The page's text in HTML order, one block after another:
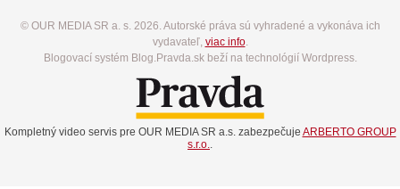
© OUR MEDIA SR a. s. 2026. Autorské práva sú vyhradené a vykonáva ich
vydavateľ, viac info.
Blogovací systém Blog.Pravda.sk beží na technológií Wordpress.
Kompletný video servis pre OUR MEDIA SR a.s. zabezpečuje ARBERTO GROUP
s.r.o.